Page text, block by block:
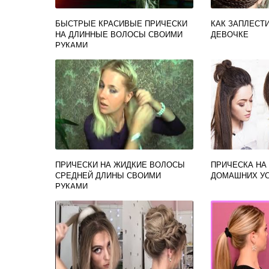
БЫСТРЫЕ КРАСИВЫЕ ПРИЧЕСКИ
НА ДЛИННЫЕ ВОЛОСЫ СВОИМИ
РУКАМИ
КАК
ДЕВОЧКЕ
ПРИЧЕСКИ НА ЖИДКИЕ ВОЛОСЫ
СРЕДНЕЙ ДЛИНЫ СВОИМИ
РУКАМИ
ПРИЧЕСКА
ДОМАШНИХ